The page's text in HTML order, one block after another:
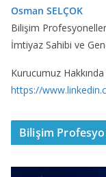
Osman SELÇOK
Bilişim
İmtiyaz Sahibi ve
Kurucumuz
https://
Bilişim